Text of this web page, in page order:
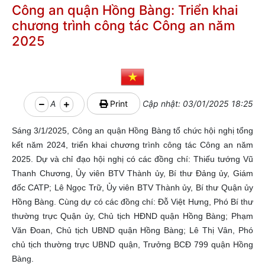
Công an quận Hồng Bàng: Triển khai
chương trình công tác Công an năm
2025
A Print Cập nhật: 03/01/2025 18:25
Sáng 3/1/2025, Công an quận Hồng Bàng tổ chức hội nghị tổng
kết năm 2024, triển khai chương trình công tác Công an năm
2025. Dự và chỉ đạo hội nghị có các đồng chí: Thiếu tướng Vũ
Thanh Chương, Ủy viên BTV Thành ủy, Bí thư Đảng ủy, Giám
đốc CATP; Lê Ngọc Trữ, Ủy viên BTV Thành ủy, Bí thư Quận ủy
Hồng Bàng. Cùng dự có các đồng chí: Đỗ Việt Hưng, Phó Bí thư
thường trực Quận ủy, Chủ tịch HĐND quận Hồng Bàng; Phạm
Văn Đoan, Chủ tịch UBND quận Hồng Bàng; Lê Thị Vân, Phó
chủ tịch thường trực UBND quận, Trưởng BCĐ 799 quận Hồng
Bàng.